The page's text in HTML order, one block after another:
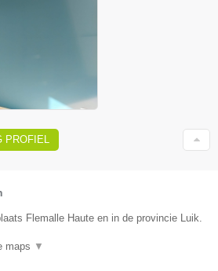
PROFIEL
Flemalle Haute en in de provincie Luik.
maps ▼